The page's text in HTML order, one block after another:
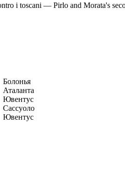
i toscani — Pirlo and Morata's
Болонья
Аталанта
Ювентус
Сассуоло
Ювентус